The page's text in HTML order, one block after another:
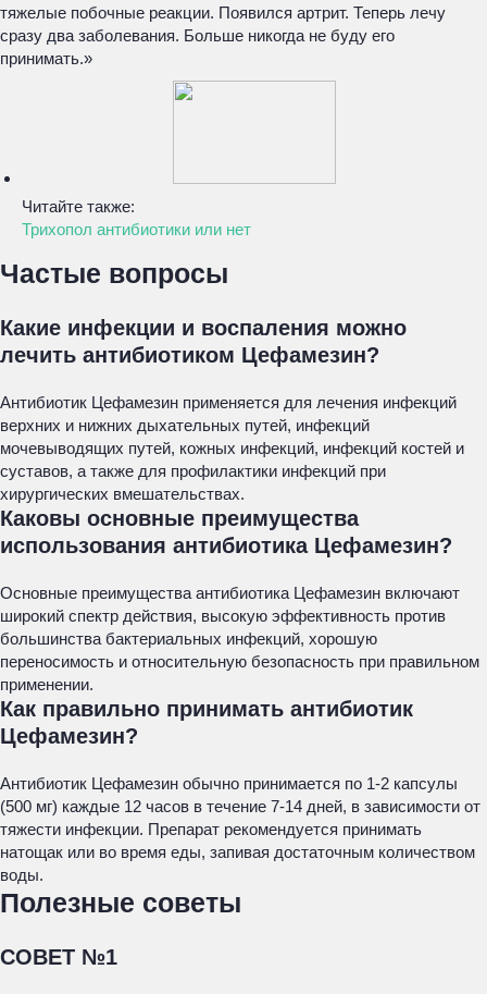
тяжелые побочные реакции. Появился артрит. Теперь лечу
сразу два заболевания. Больше никогда не буду его
принимать.»
Читайте также:
Трихопол антибиотики или нет
Частые вопросы
Какие инфекции и воспаления можно
лечить антибиотиком Цефамезин?
Антибиотик Цефамезин применяется для лечения инфекций
верхних и нижних дыхательных путей, инфекций
мочевыводящих путей, кожных инфекций, инфекций костей и
суставов, а также для профилактики инфекций при
хирургических вмешательствах.
Каковы основные преимущества
использования антибиотика Цефамезин?
Основные преимущества антибиотика Цефамезин включают
широкий спектр действия, высокую эффективность против
большинства бактериальных инфекций, хорошую
переносимость и относительную безопасность при правильном
применении.
Как правильно принимать антибиотик
Цефамезин?
Антибиотик Цефамезин обычно принимается по 1-2 капсулы
(500 мг) каждые 12 часов в течение 7-14 дней, в зависимости от
тяжести инфекции. Препарат рекомендуется принимать
натощак или во время еды, запивая достаточным количеством
воды.
Полезные советы
СОВЕТ №1